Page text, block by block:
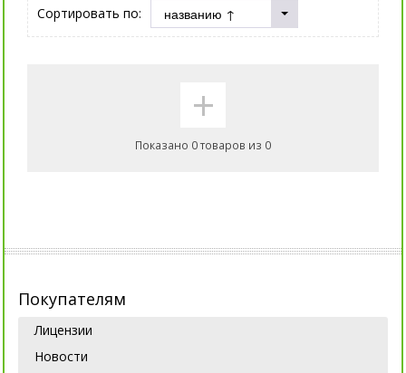
Сортировать по:
+
Показано 0 товаров из 0
Покупателям
Лицензии
Новости